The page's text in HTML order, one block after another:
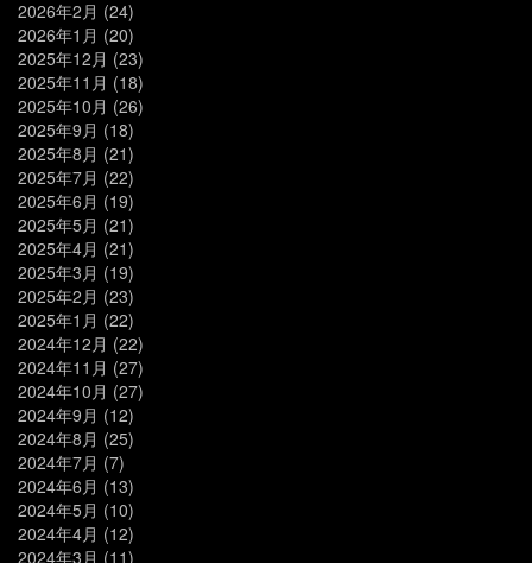
2026年2月 (24)
2026年1月 (20)
2025年12月 (23)
2025年11月 (18)
2025年10月 (26)
2025年9月 (18)
2025年8月 (21)
2025年7月 (22)
2025年6月 (19)
2025年5月 (21)
2025年4月 (21)
2025年3月 (19)
2025年2月 (23)
2025年1月 (22)
2024年12月 (22)
2024年11月 (27)
2024年10月 (27)
2024年9月 (12)
2024年8月 (25)
2024年7月 (7)
2024年6月 (13)
2024年5月 (10)
2024年4月 (12)
2024年3月 (11)